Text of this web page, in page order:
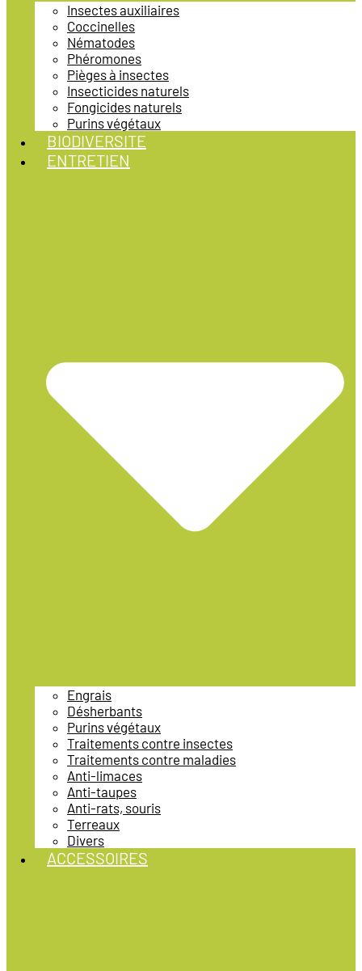
Insectes auxiliaires
Coccinelles
Nématodes
Phéromones
Pièges à insectes
Insecticides naturels
Fongicides naturels
Purins végétaux
BIODIVERSITE
ENTRETIEN
Engrais
Désherbants
Purins végétaux
Traitements contre insectes
Traitements contre maladies
Anti-limaces
Anti-taupes
Anti-rats, souris
Terreaux
Divers
ACCESSOIRES